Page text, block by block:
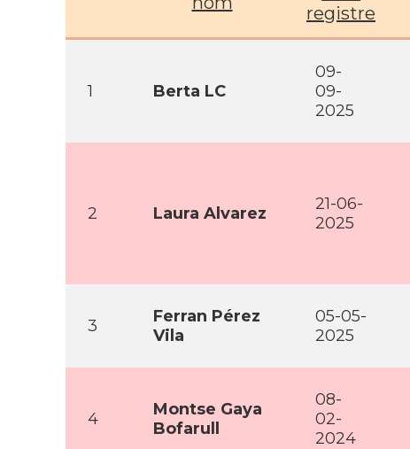
registre
1 Berta LC
09-
09-
2025
2 Laura Alvarez
21-06-
2025
3
Ferran Pérez
Vila
05-05-
2025
4
Montse Gaya
Bofarull
08-
02-
2024